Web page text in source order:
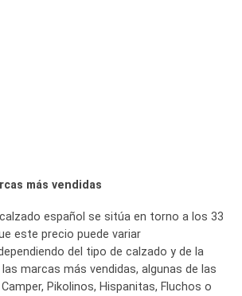
más vendidas
español se sitúa en torno a los 33
este precio puede variar
del tipo de calzado y de la
marcas más vendidas, algunas de las
Pikolinos, Hispanitas, Fluchos o